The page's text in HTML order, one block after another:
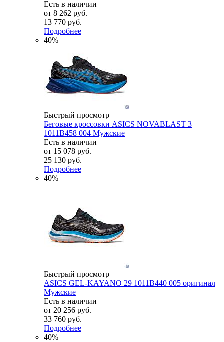
Есть в наличии
от 8 262 руб.
13 770 руб.
Подробнее
40%
Быстрый просмотр
Беговые кроссовки ASICS NOVABLAST 3
1011B458 004 Мужские
Есть в наличии
от 15 078 руб.
25 130 руб.
Подробнее
40%
Быстрый просмотр
ASICS GEL-KAYANO 29 1011B440 005 оригинал
Мужские
Есть в наличии
от 20 256 руб.
33 760 руб.
Подробнее
40%